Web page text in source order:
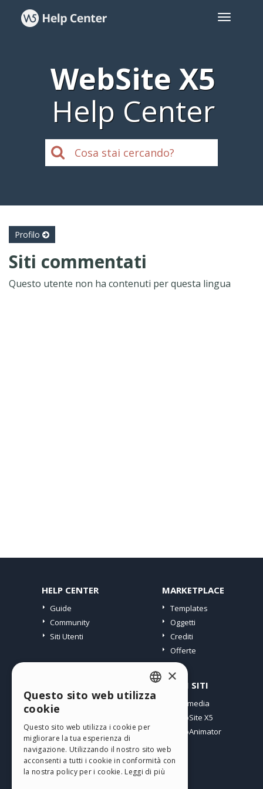
WebSite X5
Help Center
Profilo
Siti commentati
Questo utente non ha contenuti per questa lingua
HELP CENTER
Guide
Community
Siti Utenti
MARKETPLACE
Templates
Oggetti
Crediti
Offerte
I miei post
I miei Download
Spazio Web
I miei Crediti
ALTRI SITI
Incomedia
WebSite X5
WebAnimator
ENGLISH
SPANISH
PORTUGUESE
×
Questo sito web utilizza
cookie
Questo sito web utilizza i cookie per
migliorare la tua esperienza di
navigazione. Utilizzando il nostro sito web
acconsenti a tutti i cookie in conformità con
la nostra policy per i cookie. Leggi di più